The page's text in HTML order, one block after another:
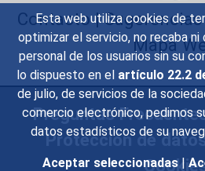
Esta web utiliza cookies de
optimizar el servicio, no recaba
personal de los usuarios sin su
lo dispuesto en el artículo 22.2
de julio, de servicios de la
comercio electrónico, pedimos
datos estadísticos de su
Aceptar seleccionadas |
Contacto|Sugerencias
Mapa
Preguntas
Protección de